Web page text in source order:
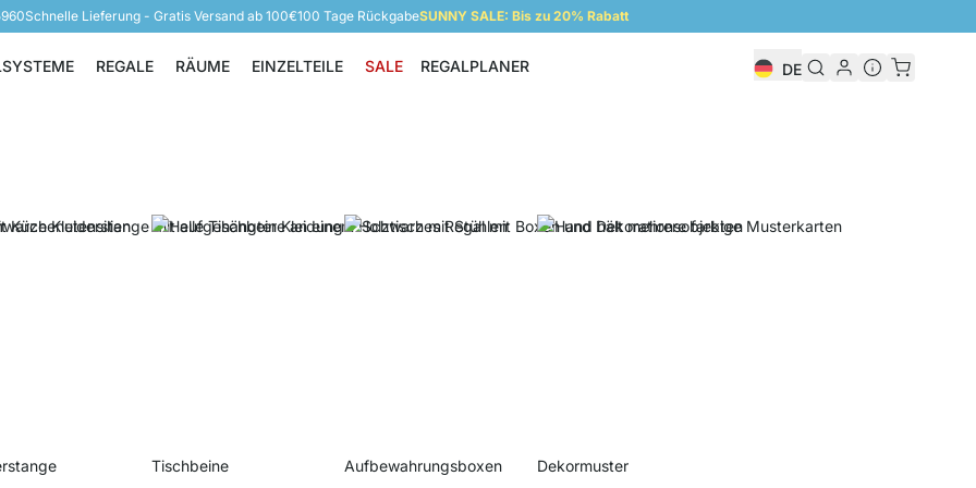
Schnelle Lieferung - Gratis Versand ab 100€100 Tage RückgabeSUNNY SALE: Bis zu 20% Rabatt
Regalsysteme
REGALE
Regale
RÄUME
Räume
EINZELTEILE
Einzelteile
SALE REGALPLANER DE
Tischbeine Aufbewahrungsboxen Dekormuster